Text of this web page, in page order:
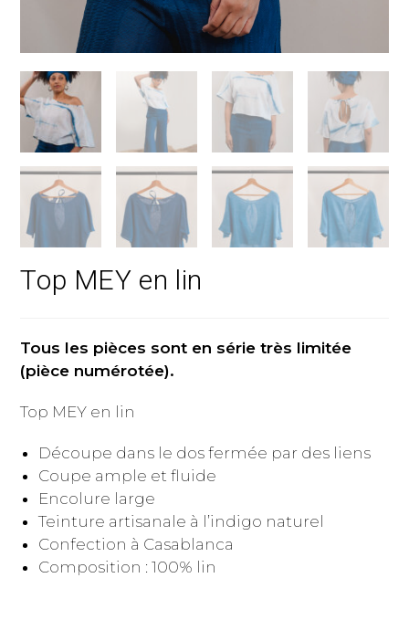
Top MEY en lin
Tous les pièces sont en série très limitée
(pièce numérotée).
Top MEY en lin
Découpe dans le dos fermée par des liens
Coupe ample et fluide
Encolure large
Teinture artisanale à l’indigo naturel
Confection à Casablanca
Composition : 100% lin